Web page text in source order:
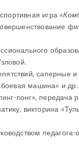
игра «
саперные и
«боевая машина» и
понг», передача
викторина